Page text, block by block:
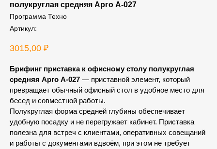
полукруглая средняя Арго А-027
Программа Техно
Артикул:
3015,00 ₽
Брифинг приставка к офисному столу полукруглая
средняя Арго А-027 — приставной элемент, который
превращает обычный офисный стол в удобное место для
бесед и совместной работы.
Полукруглая форма средней глубины обеспечивает
удобную посадку и не перегружает кабинет. Приставка
полезна для встреч с клиентами, оперативных совещаний
и работы с документами вдвоём, при этом не требует